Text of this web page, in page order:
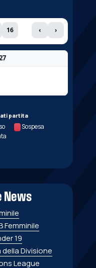
16 ‹ ›
partita
Sospesa
News
Femminile
19
Divisione
League